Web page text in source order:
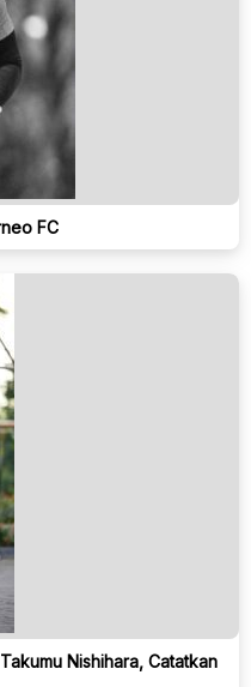
FC
Nishihara, Catatkan